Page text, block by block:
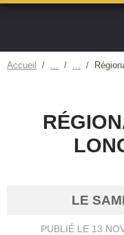
Accueil
LE
PUBLIÉ LE 13